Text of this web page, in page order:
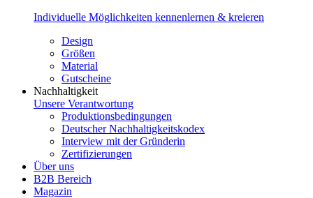
Individuelle Möglichkeiten kennenlernen & kreieren
Design
Größen
Material
Gutscheine
Nachhaltigkeit
Unsere Verantwortung
Produktionsbedingungen
Deutscher Nachhaltigkeitskodex
Interview mit der Gründerin
Zertifizierungen
Über uns
B2B Bereich
Magazin